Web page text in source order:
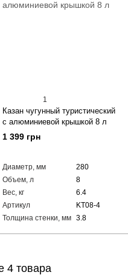
1
Казан чугунный туристический
с алюминиевой крышкой 8 л
1 399 грн
Диаметр, мм
280
Объем, л
8
Вес, кг
6.4
Артикул
KT08-4
Толщина стенки, мм 3.8
4 товара